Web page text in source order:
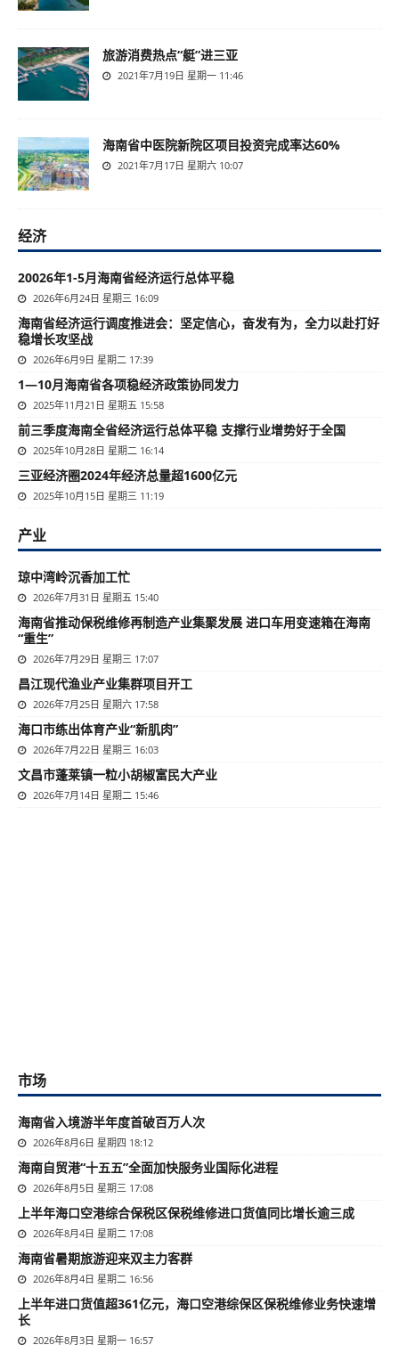
旅游消费热点“艇”进三亚
2021年7月19日 星期一 11:46
海南省中医院新院区项目投资完成率达60%
2021年7月17日 星期六 10:07
经济
20026年1-5月海南省经济运行总体平稳
2026年6月24日 星期三 16:09
海南省经济运行调度推进会：坚定信心，奋发有为，全力以赴打好
稳增长攻坚战
2026年6月9日 星期二 17:39
1—10月海南省各项稳经济政策协同发力
2025年11月21日 星期五 15:58
前三季度海南全省经济运行总体平稳 支撑行业增势好于全国
2025年10月28日 星期二 16:14
三亚经济圈2024年经济总量超1600亿元
2025年10月15日 星期三 11:19
产业
琼中湾岭沉香加工忙
2026年7月31日 星期五 15:40
海南省推动保税维修再制造产业集聚发展 进口车用变速箱在海南
“重生”
2026年7月29日 星期三 17:07
昌江现代渔业产业集群项目开工
2026年7月25日 星期六 17:58
海口市练出体育产业“新肌肉”
2026年7月22日 星期三 16:03
文昌市蓬莱镇一粒小胡椒富民大产业
2026年7月14日 星期二 15:46
市场
海南省入境游半年度首破百万人次
2026年8月6日 星期四 18:12
海南自贸港“十五五”全面加快服务业国际化进程
2026年8月5日 星期三 17:08
上半年海口空港综合保税区保税维修进口货值同比增长逾三成
2026年8月4日 星期二 17:08
海南省暑期旅游迎来双主力客群
2026年8月4日 星期二 16:56
上半年进口货值超361亿元，海口空港综保区保税维修业务快速增
长
2026年8月3日 星期一 16:57